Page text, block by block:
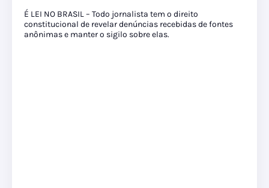
É LEI NO BRASIL – Todo jornalista tem o direito
constitucional de revelar denúncias recebidas de fontes
anônimas e manter o sigilo sobre elas.